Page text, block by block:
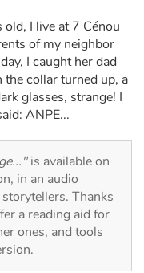
I live at 7 Cénou
of my neighbor
I caught her dad
collar turned up, a
glasses, strange! I
ANPE...
is available on
in an audio
Thanks
a reading aid for
ones, and tools